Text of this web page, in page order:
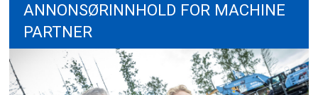
ANNONSØRINNHOLD FOR MACHINE
PARTNER